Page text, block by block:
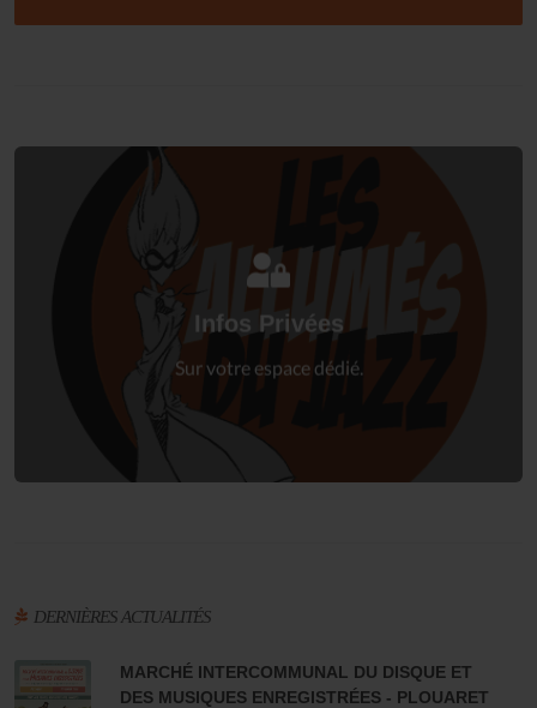
Infos Privées
Sur votre espace dédié.
Connectez-vous
DERNIÈRES ACTUALITÉS
MARCHÉ INTERCOMMUNAL DU DISQUE ET
DES MUSIQUES ENREGISTRÉES - PLOUARET